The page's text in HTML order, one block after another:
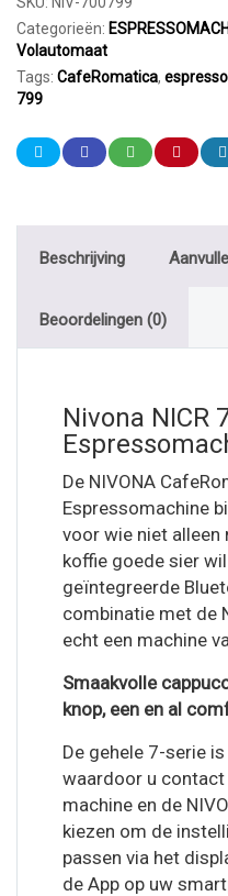
Categorieën:
Volautomaat
Tags: CafeRomatica,
799
Beschrijving
Beoordelingen (0)
Nivona NICR
De NIVONA
Espressomachine
voor wie niet alleen
koffie goede sier
geïntegreerde
combinatie met de
echt een machine
Smaakvolle
knop, een en al
De gehele 7-serie
waardoor u
machine en de
kiezen om de
passen via het
de App op uw